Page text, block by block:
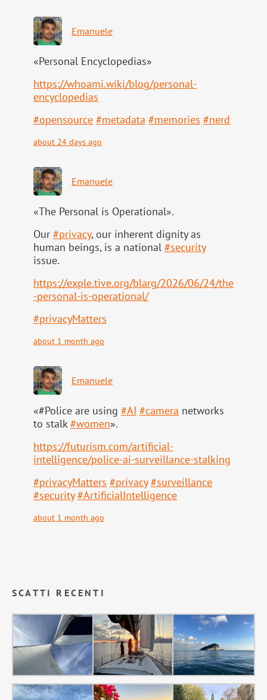
Emanuele
«Personal Encyclopedias»
https://whoami.wiki/blog/personal-
encyclopedias
#opensource #metadata #memories #nerd
about 24 days ago
Emanuele
«The Personal is Operational».
Our #privacy, our inherent dignity as
human beings, is a national #security
issue.
https://exple.tive.org/blarg/2026/06/24/the
-personal-is-operational/
#privacyMatters
about 1 month ago
Emanuele
«#Police are using #AI #camera networks
to stalk#women».
https://futurism.com/artificial-
intelligence/police-ai-surveillance-stalking
#privacyMatters #privacy #surveillance
#security #ArtificialIntelligence
about 1 month ago
SCATTI RECENTI